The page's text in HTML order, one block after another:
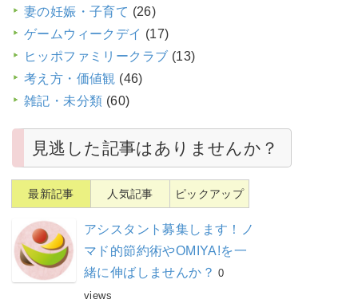
妻の妊娠・子育て (26)
ゲームウィークデイ (17)
ヒッポファミリークラブ (13)
考え方・価値観 (46)
雑記・未分類 (60)
見逃した記事はありませんか？
最新記事 人気記事 ピックアップ
アシスタント募集します！ノ
マド的節約術やOMIYA!を一
緒に伸ばしませんか？ 0
views